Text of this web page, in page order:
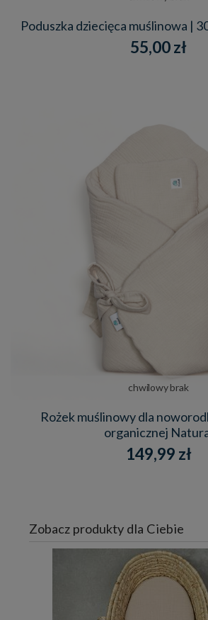
Poduszka dziecięca muślinowa |
55,00 zł
chwilowy brak
Rożek muślinowy dla
organicznej
149,99 zł
Zobacz produkty dla Ciebie